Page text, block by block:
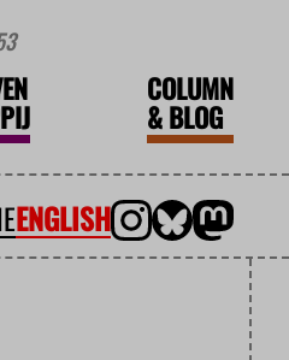
COLUMN
&BLOG
ENGLISH